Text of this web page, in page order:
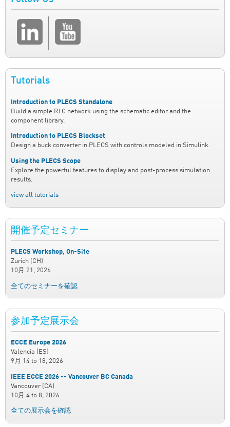
Tutorials
Introduction to PLECS Standalone
Build a simple RLC network using the schematic editor and the
component library.
Introduction to PLECS Blockset
Design a buck converter in PLECS with controls modeled in Simulink.
Using the PLECS Scope
Explore the powerful features to display and post-process simulation
results.
view all tutorials
開催予定セミナー
PLECS Workshop, On-Site
Zurich (CH)
10月 21, 2026
全てのセミナーを確認
参加予定展示会
ECCE Europe 2026
Valencia (ES)
9月 14 to 18, 2026
IEEE ECCE 2026 -- Vancouver BC Canada
Vancouver (CA)
10月 4 to 8, 2026
全ての展示会を確認